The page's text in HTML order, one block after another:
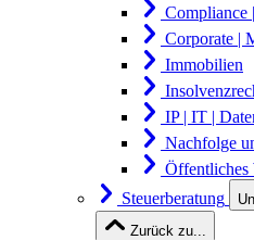
Compliance
Corporate |
Immobilien
IP | IT |
Nachfolge
Öffentliches
Steuerberatung
Zurück zu...